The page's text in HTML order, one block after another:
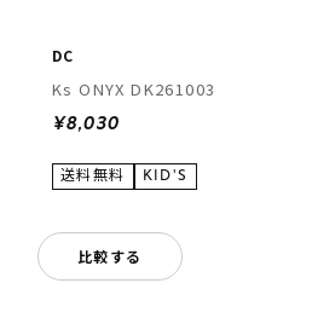
DC
Ks ONYX DK261003
¥8,030
比較する